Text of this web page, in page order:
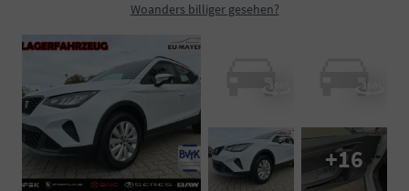
Woanders billiger gesehen?
+16